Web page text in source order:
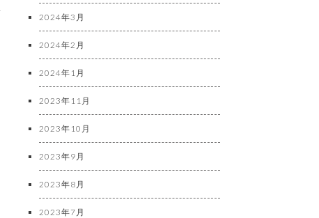
2024年3月
2024年2月
2024年1月
2023年11月
2023年10月
2023年9月
2023年8月
2023年7月